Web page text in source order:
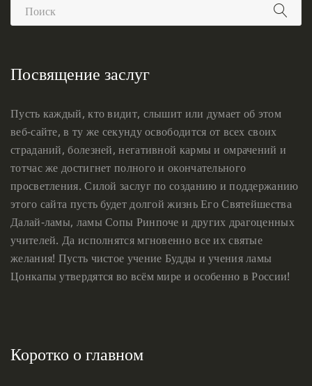
Посвящение заслуг
Пусть каждый, кто видит, слышит или думает об этом
веб-сайте, в ту же секунду освободится от всех своих
страданий, болезней, негативной кармы и омрачений и
тотчас же достигнет полного и окончательного
просветления. Силой заслуг по созданию и поддержанию
этого сайта пусть будет долгой жизнь Его Святейшества
Далай-ламы, ламы Сопы Ринпоче и других драгоценных
учителей. Да исполнятся мгновенно все их святые
желания! Пусть чистое учение Будды и учения ламы
Цонкапы утвердятся во всём мире и особенно в России!
Коротко о главном